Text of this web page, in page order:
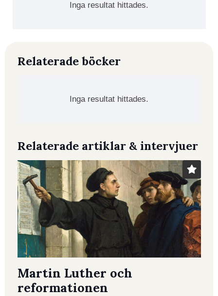
Inga resultat hittades.
Relaterade böcker
Inga resultat hittades.
Relaterade artiklar & intervjuer
Martin Luther och
reformationen